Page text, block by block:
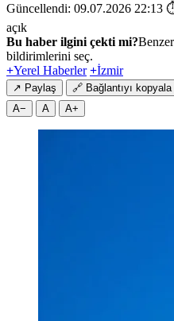
Güncellendi: 09.07.2026 22:13
açık
Bu haber ilgini çekti mi?
bildirimlerini seç.
+Yerel Haberler +İzmir
↗ Paylaş 🔗 Bağlantıyı kopyala
A−
A A+